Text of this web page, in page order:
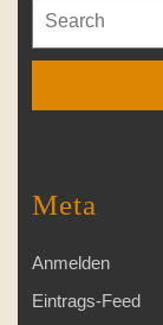
for:
Meta
Anmelden
Eintrags-Feed